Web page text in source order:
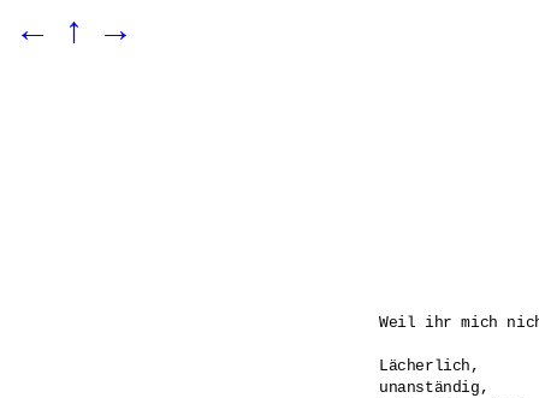
← ↑ →
Weil ihr mich
Lächerlich,
unanständig,